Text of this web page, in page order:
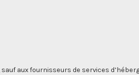
aux fournisseurs de services